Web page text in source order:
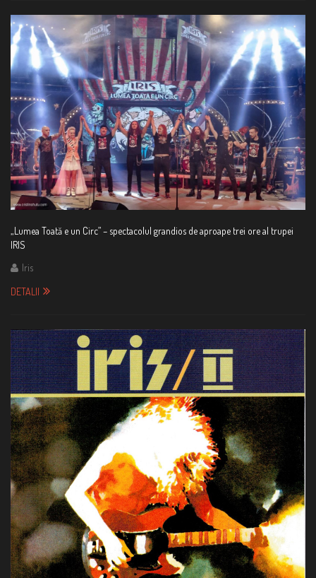
„Lumea Toată e un Circ” – spectacolul grandios de aproape trei ore al trupei
IRIS
Iris
DETALII